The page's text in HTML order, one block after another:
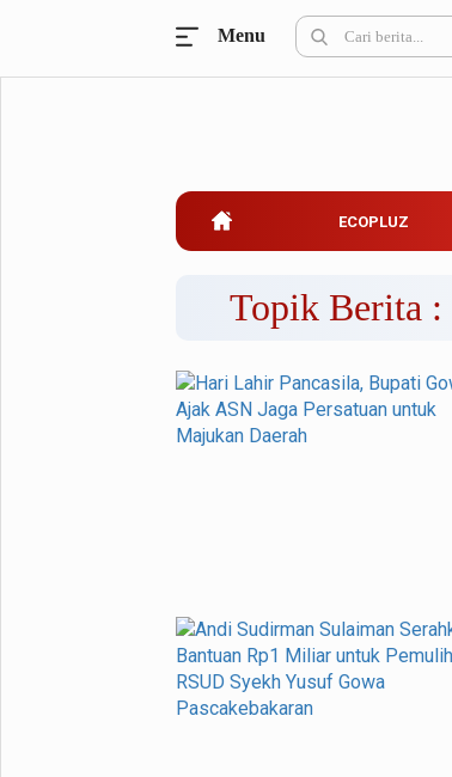
Belanja
Kuliner
Pemilu
Partai Politik
Hukum & Kriminal
Internasional
Citizen
Pemerintahan
Menu
ECOPLUZ
Topik Berita :